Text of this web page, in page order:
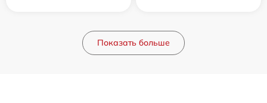
Показать больше